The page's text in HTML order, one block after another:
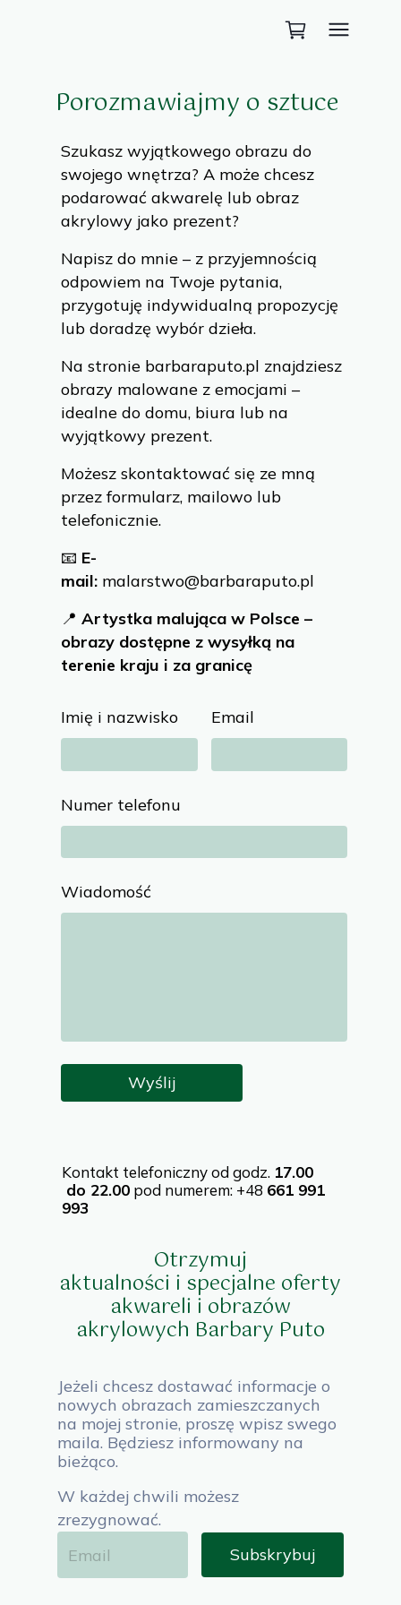
Otrzymuj
aktualności i specjalne oferty
akwareli i obrazów
akrylowych Barbary Puto
Jeżeli chcesz dostawać informacje o
nowych obrazach zamieszczanych
na mojej stronie, proszę wpisz swego
maila. Będziesz informowany na
bieżąco.
W każdej chwili możesz
zrezygnować.
Subskrybuj
Kontakt telefoniczny od godz. 17.00
do 22.00 pod numerem: +48 661 991
993
Szukasz wyjątkowego obrazu do
swojego wnętrza? A może chcesz
podarować akwarelę lub obraz
akrylowy jako prezent?
Napisz do mnie – z przyjemnością
odpowiem na Twoje pytania,
przygotuję indywidualną propozycję
lub doradzę wybór dzieła.
Na stronie barbaraputo.pl znajdziesz
obrazy malowane z emocjami –
idealne do domu, biura lub na
wyjątkowy prezent.
Możesz skontaktować się ze mną
przez formularz, mailowo lub
telefonicznie.
📧 E-
mail: malarstwo@barbaraputo.pl
📍 Artystka malująca w Polsce –
obrazy dostępne z wysyłką na
terenie kraju i za granicę
Imię i nazwisko Email
Numer telefonu
Wiadomość
Wyślij
Porozmawiajmy o sztuce